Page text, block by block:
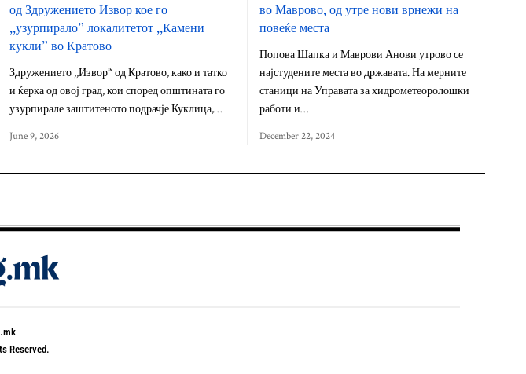
од Здружението Извор кое го
,,узурпирало” локалитетот ,,Камени
кукли” во Кратово
Здружението ,,Извор”‘ од Кратово, како и татко
и ќерка од овој град, кои според општината го
узурпирале заштитеното подрачје Куклица,…
June 9, 2026
во Маврово, од утре нови врнежи на
повеќе места
Попова Шапка и Маврови Анови утрово се
најстудените места во државата. На мерните
станици на Управата за хидрометеоролошки
работи и…
December 22, 2024
Reserved.